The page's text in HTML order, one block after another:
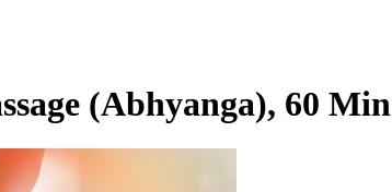
(Abhyanga), 60 Min